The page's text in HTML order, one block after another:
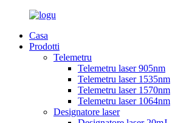
Casa
Prodotti
Telemetru
Telemetru laser 905nm
Telemetru laser 1535nm
Telemetru laser 1570nm
Telemetru laser 1064nm
Designatore laser